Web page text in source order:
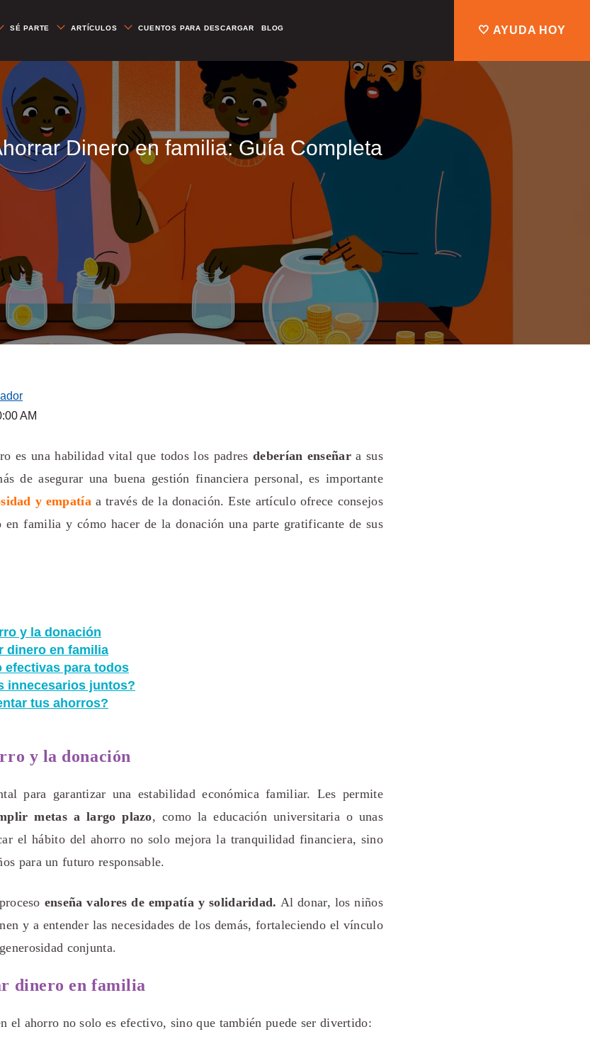
SÉ PARTE ARTÍCULOS CUENTOS PARA DESCARGAR BLOG 🤍 AYUDA HOY
Dinero en familia: Guía Completa
AM
es una habilidad vital que todos los padresdeberían enseñara sus
de asegurar una buena gestión financiera personal, es importante
y empatía a través de la donación. Este artículo ofrece consejos
en familia y cómo hacer de la donación una parte gratificante de sus
y la donación
dinero en familia
efectivas para todos
innecesarios juntos?
tus ahorros?
y la donación
para garantizar una estabilidad económica familiar. Les permite
metas a largo plazo, como la educación universitaria o unas
el hábito del ahorro no solo mejora la tranquilidad financiera, sino
para un futuro responsable.
enseña valores de empatía y solidaridad. Al donar, los niños
y a entender las necesidades de los demás, fortaleciendo el vínculo
conjunta.
dinero en familia
el ahorro no solo es efectivo, sino que también puede ser divertido: